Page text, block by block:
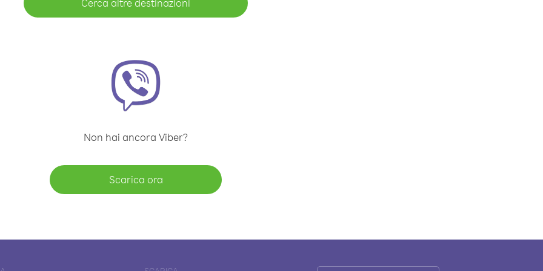
Cerca altre destinazioni
Non hai ancora Viber?
Scarica ora